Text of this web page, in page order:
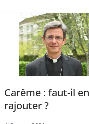
Carême : faut-il en
rajouter ?